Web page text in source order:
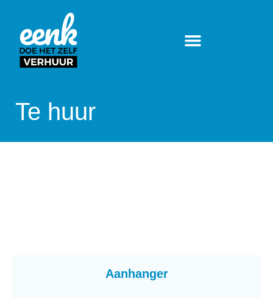
Te huur
Aanhanger